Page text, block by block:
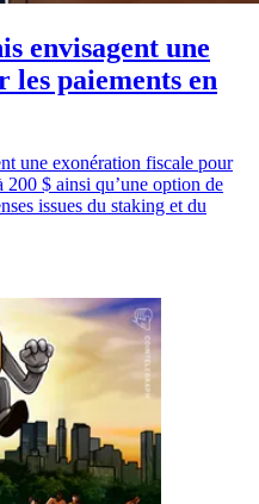
envisagent une
les paiements en
une exonération fiscale pour
200 $ ainsi qu’une option de
issues du staking et du